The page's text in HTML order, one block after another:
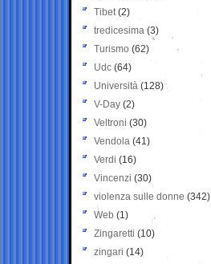
Tibet(2)
tredicesima (3)
Turismo (62)
Udc (64)
Università (128)
V-Day (2)
Veltroni (30)
Vendola (41)
Verdi (16)
Vincenzi (30)
violenza sulle donne (342)
Web (1)
Zingaretti (10)
zingari (14)